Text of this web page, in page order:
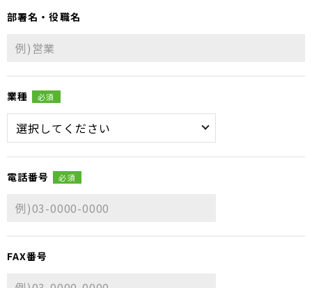
部署名・役職名
業種 必須
電話番号 必須
FAX番号